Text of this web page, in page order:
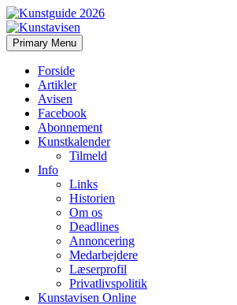
Kunstavisen
Search
Primary Menu Skip
to
Forside
Artikler
Avisen
Facebook
Abonnement
Kunstkalender
Tilmeld
Info
Links
Historien
Om os
Deadlines
Annoncering
Medarbejdere
Læserprofil
Privatlivspolitik
Kunstavisen Online